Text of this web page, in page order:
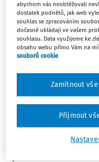
Okresní soud Liberec Sp.
Vydáno:23. 7. 2021
10 C 325/2015 -
zdraví při práci;
léčení; Peněžité
Smlouva o dílo;
posudek
abychom vás neobtěžovali
dostatek podnětů, jak web
souhlas se zpracováním
dočasně ukládají ve vašem
souhlasu. Data využijeme ke
obsahu webu přímo Vám na
souborů cookie
Zamítnout
Přijmout